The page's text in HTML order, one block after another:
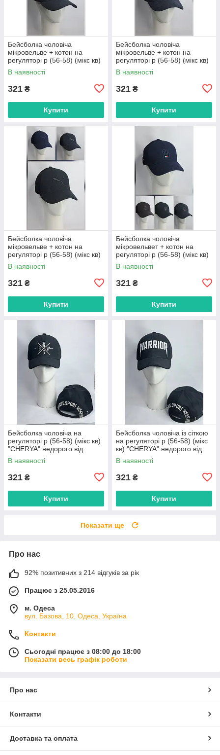
Бейсболка чоловіча
мікровельве + котон на
регуляторі р (56-58) (мікс кв)
"CHERYA" недорого від
прямого постачальника
В наявності
321 ₴
Купити
Бейсболка чоловіча
мікровельве + котон на
регуляторі р (56-58) (мікс кв)
"CHERYA" недорого від
прямого постачальника
В наявності
321 ₴
Купити
Бейсболка чоловіча
мікровельве + котон на
регуляторі р (56-58) (мікс кв)
"CHERYA" недорого від
прямого постачальника
В наявності
321 ₴
Купити
Бейсболка чоловіча
мікровельвет + котон на
регуляторі р (56-58) (мікс кв)
"CHERYA" недорого від
прямого постачальника
В наявності
321 ₴
Купити
Бейсболка чоловіча на
регуляторі р (56-58) (мікс кв)
"CHERYA" недорого від
прямого постачальника
В наявності
321 ₴
Купити
Бейсболка чоловіча із сіткою
на регуляторі р (56-58) (мікс
кв) "CHERYA" недорого від
прямого постачальника
В наявності
321 ₴
Купити
Показати ще
Про нас
92% позитивних з 214 відгуків за рік
Працює з 25.05.2016
м. Одеса
вул. Базова, 10, Одеса, Україна
Контакти
Сьогодні працює з 08:00 до 18:00
Показати весь графік роботи
Про нас
Контакти
Доставка та оплата